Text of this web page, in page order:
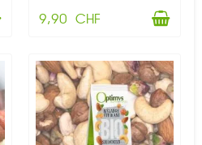
9,90 CHF